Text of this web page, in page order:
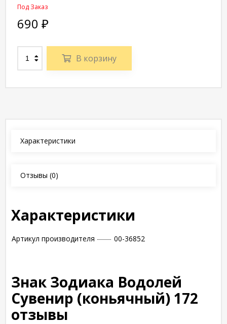
Под Заказ
690 ₽
В корзину
Характеристики
Отзывы (0)
Характеристики
Артикул производителя 00-36852
Знак Зодиака Водолей
Сувенир (коньячный) 172
отзывы